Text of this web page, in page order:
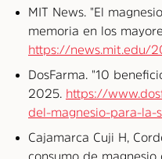
MIT News. "El
memoria en los
https://news.mit.edu/
DosFarma. "10
2025. https://
del-magnesio-para-la-
Cajamarca Cuji H,
consumo de magnesio